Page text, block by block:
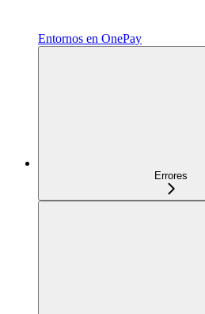
Entornos en OnePay
Errores